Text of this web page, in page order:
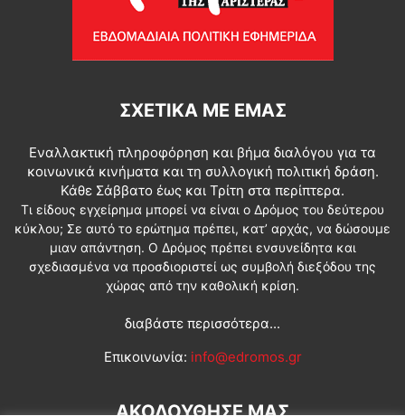
ΣΧΕΤΙΚΆ ΜΕ ΕΜΆΣ
Εναλλακτική πληροφόρηση και βήμα διαλόγου για τα
κοινωνικά κινήματα και τη συλλογική πολιτική δράση.
Κάθε Σάββατο έως και Τρίτη στα περίπτερα.
Τι είδους εγχείρημα μπορεί να είναι ο Δρόμος του δεύτερου
κύκλου; Σε αυτό το ερώτημα πρέπει, κατ’ αρχάς, να δώσουμε
μιαν απάντηση. Ο Δρόμος πρέπει ενσυνείδητα και
σχεδιασμένα να προσδιοριστεί ως συμβολή διεξόδου της
χώρας από την καθολική κρίση.
διαβάστε περισσότερα...
Επικοινωνία: info@edromos.gr
ΑΚΟΛΟΥΘΗΣΕ ΜΑΣ